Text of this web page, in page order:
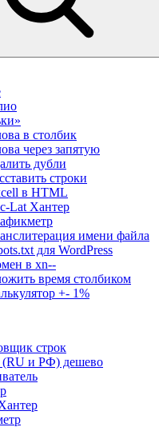
в столбик
через запятую
дубли
строки
в HTML
Lat Хантер
имени файла
для WordPress
в xn--
время столбиком
+- 1%
строк
и РФ) дешево